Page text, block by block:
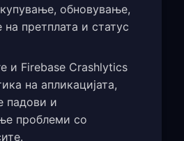
обновување,
претплата и статус
и Firebase Crashlytics
на апликацијата,
падови и
проблеми со